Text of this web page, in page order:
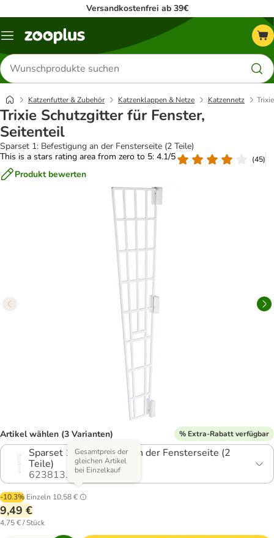
Versandkostenfrei ab 39€
Menü
Produkte
suchen
Katzenfutter & Zubehör Katzenklappen & Netze Katzennetz
Trixie Schutzgitter für Fenster,
Seitenteil
Sparset 1: Befestigung an der Fensterseite (2 Teile)
This is a stars rating area from zero to 5: 4.1/5
(45)
Produkt bewerten
Artikel wählen (3 Varianten) % Extra-Rabatt verfügbar
Sparset 1: Befestigung an der Fensterseite (2
Teile)
623813.1
-10.3% Einzeln 10,58 €
Gesamtpreis der
gleichen Artikel
bei Einzelkauf
9,49 €
4,75 € / Stück